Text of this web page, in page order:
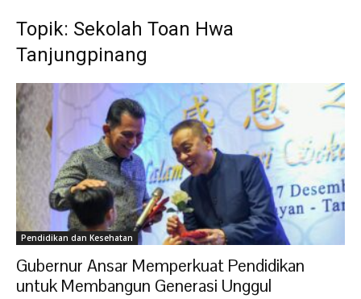
Topik: Sekolah Toan Hwa
Tanjungpinang
Pendidikan dan Kesehatan
Gubernur Ansar Memperkuat Pendidikan
untuk Membangun Generasi Unggul